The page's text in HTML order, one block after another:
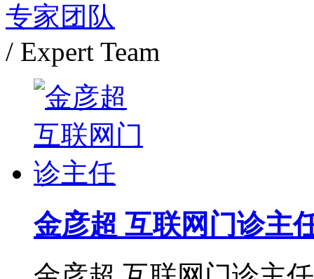
专家团队
/ Expert Team
金彦超 互联网门诊主